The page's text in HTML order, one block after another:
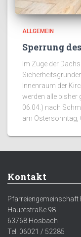
ALLGEMEIN
Sperrung
Im Zuge der
Innenraum der
werden alle bisher
06.04.) nach
am Ostersonntag,
Kontakt
Pfarreiengemeinschaft
Hauptstraße 98
63768 Hösbach
Tel. 06021 / 52285